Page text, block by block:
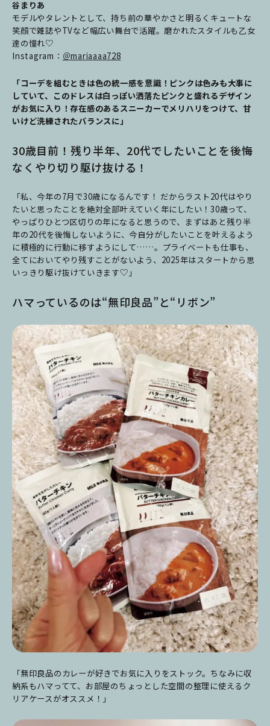
谷まりあ
モデルやタレントとして、持ち前の華やかさと明るくキュートな
笑顔で雑誌やTVなど幅広い舞台で活躍。磨かれたスタイルも乙女
達の憧れ♡
Instagram： ＠mariaaaa728
「コーデを組むときは色の統一感を意識！ピンクは色みも大事に
していて、このドレスは白っぽい洒落たピンクと盛れるデザイン
がお気に入り！存在感のあるスニーカーでメリハリをつけて、 甘
いけど洗練されたバランスに」
30歳目前！残り半年、20代でしたいことを後悔
なくやり切り駆け抜ける！
「私、今年の7月で30歳になるんです！ だからラスト20代はやり
たいと思ったことを絶対全部叶えていく年にしたい！30歳って、
やっぱりひとつ区切りの年になると思うので、まずはあと残り半
年の20代を後悔しないように、今自分がしたいことを叶えるよう
に積極的に行動に移すようにして……。プライベートも仕事も、
全てにおいてやり残すことがないよう、2025年はスタートから思
いっきり駆け抜けていきます♡」
ハマっているのは“無印良品”と“リボン”
「無印良品のカレーが好きでお気に入りをストック。ちなみに収
納系もハマってて、お部屋のちょっとした空間の整理に使えるク
リアケースがオススメ！」